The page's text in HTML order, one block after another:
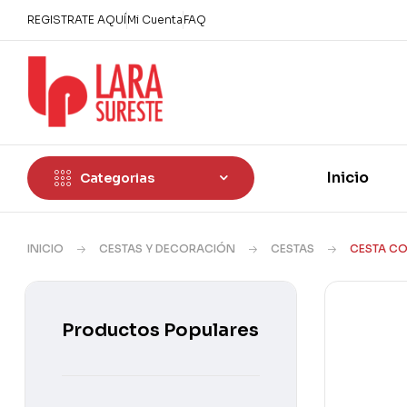
REGISTRATE AQUÍ Mi Cuenta FAQ
Categorias Inicio
INICIO CESTAS Y DECORACIÓN CESTAS CESTA
Productos Populares